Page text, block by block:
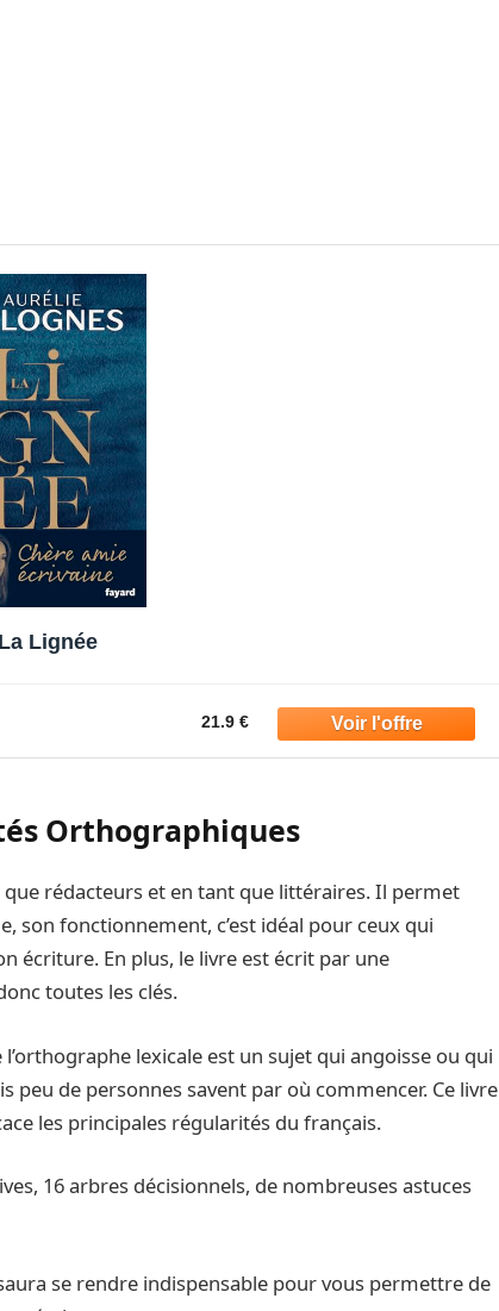
La Lignée
21.9 €
Orthographiques
rédacteurs et en tant que littéraires. Il permet
fonctionnement, c’est idéal pour ceux qui
écriture. En plus, le livre est écrit par une
toutes les clés.
l’orthographe lexicale est un sujet qui angoisse ou qui
peu de personnes savent par où commencer. Ce livre
les principales régularités du français.
16 arbres décisionnels, de nombreuses astuces
se rendre indispensable pour vous permettre de